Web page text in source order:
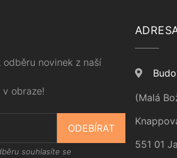
odběru novinek z naší
obraze!
ODEBÍRAT
souhlasíte se
(Malá
551 01